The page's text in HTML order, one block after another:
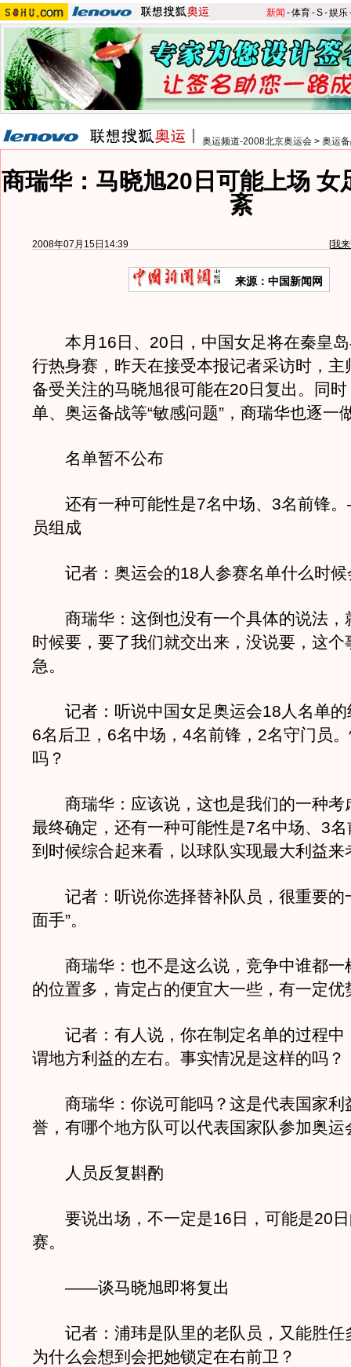
新闻 -体育-S-娱乐
奥运频道-2008北京奥运会 > 奥运
商瑞华：马晓旭20日可能上场 女
紊
2008年07月15日14:39 [我
来源：中国新闻网
本月16日、20日，中国女足将在秦皇岛
行热身赛，昨天在接受本报记者采访时，主
备受关注的马晓旭很可能在20日复出。同
单、奥运备战等“敏感问题”，商瑞华也逐一
名单暂不公布
还有一种可能性是7名中场、3名前锋
员组成
记者：奥运会的18人参赛名单什么时候
商瑞华：这倒也没有一个具体的说法，
时候要，要了我们就交出来，没说要，这个
急。
记者：听说中国女足奥运会18人名单的
6名后卫，6名中场，4名前锋，2名守门员
吗？
商瑞华：应该说，这也是我们的一种考
最终确定，还有一种可能性是7名中场、3
到时候综合起来看，以球队实现最大利益来
记者：听说你选择替补队员，很重要的
面手”。
商瑞华：也不是这么说，竞争中谁都一
的位置多，肯定占的便宜大一些，有一定优
记者：有人说，你在制定名单的过程中
谓地方利益的左右。事实情况是这样的吗？
商瑞华：你说可能吗？这是代表国家利
誉，有哪个地方队可以代表国家队参加奥运
人员反复斟酌
要说出场，不一定是16日，可能是20日
赛。
——谈马晓旭即将复出
记者：浦玮是队里的老队员，又能胜任
为什么会想到会把她锁定在右前卫？